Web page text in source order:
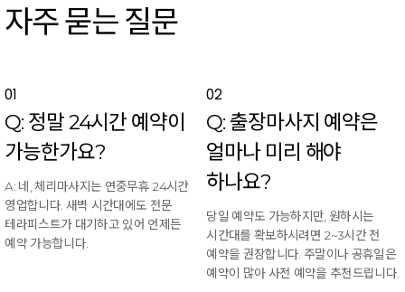
자주 묻는 질문
01
Q: 정말 24시간 예약이
가능한가요?
A: 네, 체리마사지는 연중무휴 24시간
영업합니다. 새벽 시간대에도 전문
테라피스트가 대기하고 있어 언제든
예약 가능합니다.
02
Q: 출장마사지 예약은
얼마나 미리 해야
하나요?
당일 예약도 가능하지만, 원하시는
시간대를 확보하시려면 2~3시간 전
예약을 권장합니다. 주말이나 공휴일은
예약이 많아 사전 예약을 추천드립니다.